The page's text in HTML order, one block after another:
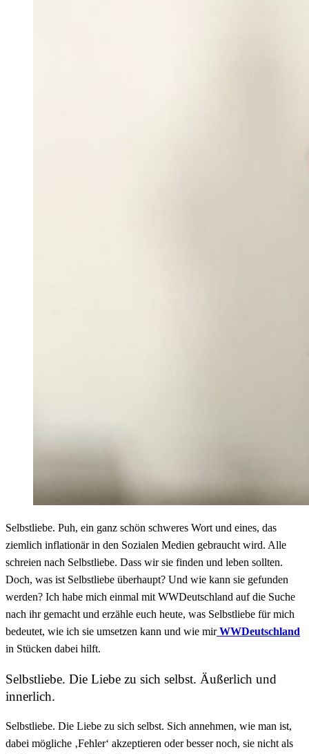
Selbstliebe. Puh, ein ganz schön schweres Wort und eines, das
ziemlich inflationär in den Sozialen Medien gebraucht wird. Alle
schreien nach Selbstliebe. Dass wir sie finden und leben sollten.
Doch, was ist Selbstliebe überhaupt? Und wie kann sie gefunden
werden? Ich habe mich einmal mit WWDeutschland auf die Suche
nach ihr gemacht und erzähle euch heute, was Selbstliebe für mich
bedeutet, wie ich sie umsetzen kann und wie mirWWDeutschland
in Stücken dabei hilft.
Selbstliebe. Die Liebe zu sich selbst. Äußerlich und
innerlich.
Selbstliebe. Die Liebe zu sich selbst. Sich annehmen, wie man ist,
dabei mögliche ‚Fehler‘ akzeptieren oder besser noch, sie nicht als